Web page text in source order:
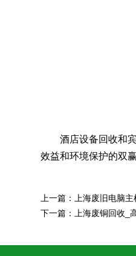
酒店设备回收和
效益和环境保护的双
上一篇：
上海废旧电脑
下一篇：
上海废铜回收_